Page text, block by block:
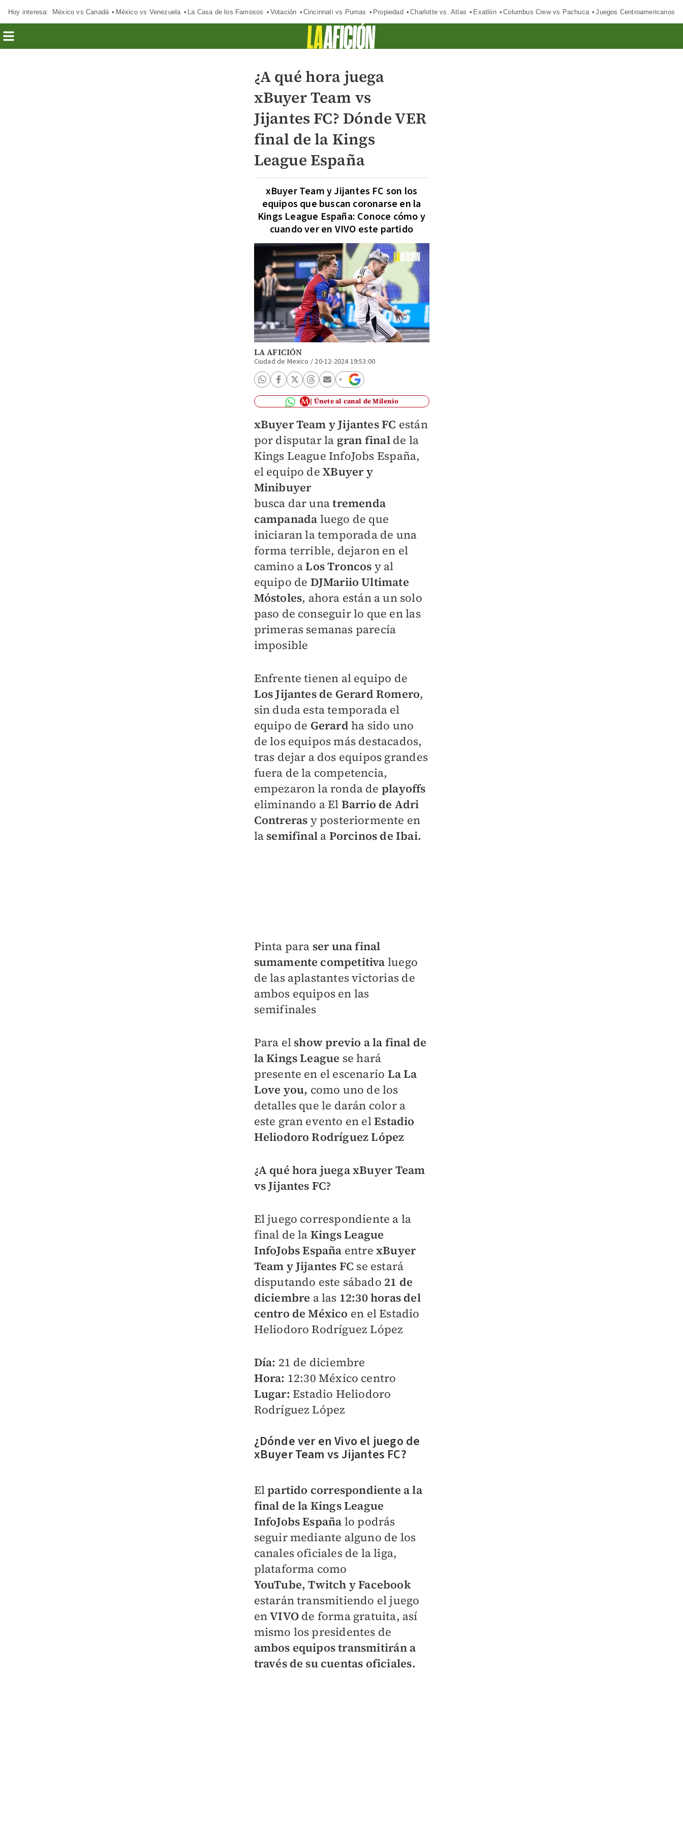
Hoy interesa: México vs Canadá México vs Venezuela La Casa de los Famosos Votación Cincinnati vs Pumas Propiedad Charlotte vs. Atlas Exatlón Columbus Crew vs Pachuca Juegos Centroamericanos
¿A qué hora juega
xBuyer Team vs
Jijantes FC? Dónde VER
final de la Kings
League España
xBuyer Team y Jijantes FC son los
equipos que buscan coronarse en la
Kings League España: Conoce cómo y
cuando ver en VIVO este partido
LA AFICIÓN
Ciudad de Mexico / 20-12-2024 19:53:00
Únete al canal de Milenio
xBuyer Team y Jijantes FC están
por disputar la gran final de la
Kings League InfoJobs España,
el equipo deXBuyer y
Minibuyer
busca dar unatremenda
campanada luego de que
iniciaran la temporada de una
forma terrible, dejaron en el
camino aLosTroncos y al
equipo de DJMariio Ultimate
Móstoles, ahora están a un solo
paso de conseguir lo que en las
primeras semanas parecía
imposible
Enfrente tienen al equipo de
Los Jijantes de Gerard Romero,
sin duda esta temporada el
equipo de Gerard ha sido uno
de los equipos más destacados,
tras dejar a dos equipos grandes
fuera de la competencia,
empezaron la ronda de playoffs
eliminando a El Barrio de Adri
Contreras y posteriormente en
la semifinal a Porcinos de Ibai.
Pinta para ser una final
sumamente competitiva luego
de las aplastantes victorias de
ambos equipos en las
semifinales
Para elshow previo a la final de
la Kings League se hará
presente en el escenario La La
Love you, como uno de los
detalles que le darán color a
este gran evento en elEstadio
Heliodoro Rodríguez López
¿A qué hora juega xBuyer Team
vs Jijantes FC?
El juego correspondiente a la
final de la Kings League
InfoJobsEspaña entre xBuyer
Team y Jijantes FC se estará
disputando este sábado 21 de
diciembre a las 12:30 horas del
centro de México en el Estadio
Heliodoro Rodríguez López
Día: 21 de diciembre
Hora: 12:30 México centro
Lugar: Estadio Heliodoro
Rodríguez López
¿Dónde ver en Vivo el juego de
xBuyer Team vs Jijantes FC?
Elpartido correspondiente a la
final de la Kings League
InfoJobs España lo podrás
seguir mediante alguno de los
canales oficiales de la liga,
plataforma como
YouTube,Twitch y Facebook
estarán transmitiendo el juego
enVIVO de forma gratuita, así
mismo los presidentes de
ambos equipos transmitirán a
través de su cuentas oficiales.